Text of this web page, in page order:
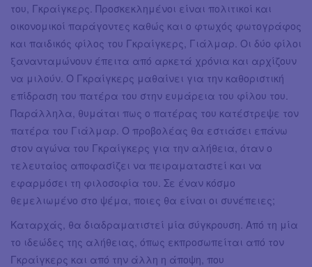
του, Γκραίγκερς. Προσκεκλημένοι είναι πολιτικοί και
οικονομικοί παράγοντες καθώς και ο φτωχός φωτογράφος
και παιδικός φίλος του Γκραίγκερς, Γιάλμαρ. Οι δύο φίλοι
ξανανταμώνουν έπειτα από αρκετά χρόνια και αρχίζουν
να μιλούν. Ο Γκραίγκερς μαθαίνει για την καθοριστική
επίδραση του πατέρα του στην ευμάρεια του φίλου του.
Παράλληλα, θυμάται πως ο πατέρας του κατέστρεψε τον
πατέρα του Γιάλμαρ. Ο προβολέας θα εστιάσει επάνω
στον αγώνα του Γκραίγκερς για την αλήθεια, όταν ο
τελευταίος αποφασίζει να πειραματαστεί και να
εφαρμόσει τη φιλοσοφία του. Σε έναν κόσμο
θεμελιωμένο στο ψέμα, ποιες θα είναι οι συνέπειες;
Καταρχάς, θα διαδραματιστεί μία σύγκρουση. Από τη μία
το ιδεώδες της αλήθειας, όπως εκπροσωπείται από τον
Γκραίγκερς και από την άλλη η άποψη, που